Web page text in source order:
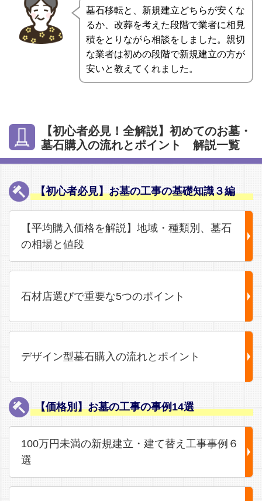
墓石移転と、新規建立どちらが安くな
るか、改葬を考えた段階で業者に相見
積をとりながら相談をしました。親切
な業者は初めの段階で新規建立の方が
安いと教えてくれました。
【初心者必見！全解説】初めてのお墓・
墓石購入の流れとポイント 解説一覧
【初心者必見】お墓の工事の基礎知識３編
【平均購入価格を解説】地域・種類別、墓石
の相場と値段
石材店選びで重要な5つのポイント
デザイン型墓石購入の流れとポイント
【価格別】お墓の工事の事例14選
100万円未満の新規建立・建て替え工事事例６
選